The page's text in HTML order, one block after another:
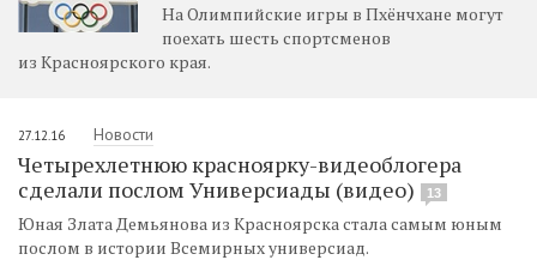
На Олимпийские игры в Пхёнчхане могут
поехать шесть спортсменов
из Красноярского края.
27.12.16 Новости
Четырехлетнюю красноярку-видеоблогера
сделали послом Универсиады (видео)
13
Юная Злата Демьянова из Красноярска стала самым юным
послом в истории Всемирных универсиад.